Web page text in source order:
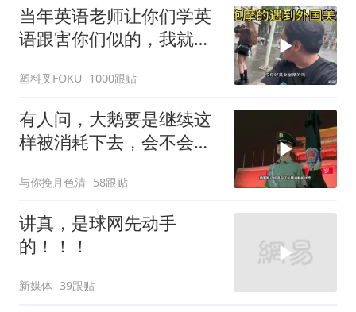
当年英语老师让你们学英
语跟害你们似的，我就是
塑料叉FOKU 1000跟贴
有人问，大鹅要是继续这
样被消耗下去，会不会灭
与你挽月色清 58跟贴
讲真，是球网先动手
的！！！
新媒体 39跟贴